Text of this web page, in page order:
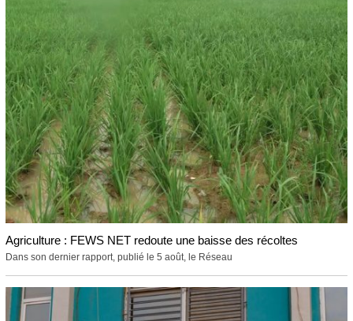
Agriculture : FEWS NET redoute une baisse des récoltes
Dans son dernier rapport, publié le 5 août, le Réseau